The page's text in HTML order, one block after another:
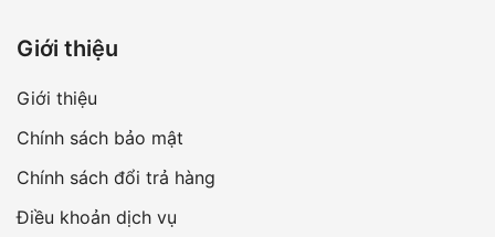
Giới thiệu
Giới thiệu
Chính sách bảo mật
Chính sách đổi trả hàng
Điều khoản dịch vụ